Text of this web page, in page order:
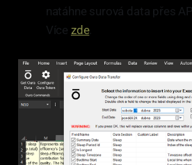
natáhne surová data přes
Více zde.